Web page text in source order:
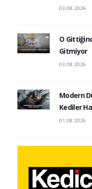
03.08.2026
O
Gitmiyor
03.08.2026
Modern
Kediler
01.08.2026